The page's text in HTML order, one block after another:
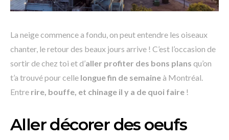
La neige commence a fondu, on peut entendre les oiseaux
chanter, le retour des beaux jours arrive ! C’est l’occasion de
sortir de chez toi et d’aller profiter des bons plans qu’on
t’a trouvé pour celle longue fin de semaineà Montréal.
Entre rire, bouffe, et chinage il y a de quoi faire !
Aller décorer des oeufs